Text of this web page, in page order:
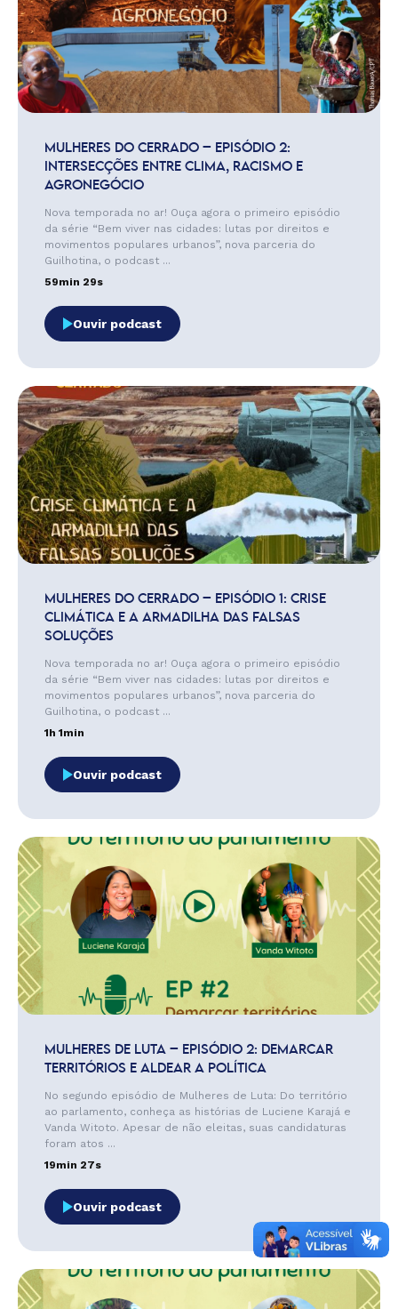
MULHERES DO CERRADO – EPISÓDIO 2:
INTERSECÇÕES ENTRE CLIMA, RACISMO E
AGRONEGÓCIO
Nova temporada no ar! Ouça agora o primeiro episódio
da série “Bem viver nas cidades: lutas por direitos e
movimentos populares urbanos”, nova parceria do
Guilhotina, o podcast ...
59min 29s
Ouvir podcast
MULHERES DO CERRADO – EPISÓDIO 1: CRISE
CLIMÁTICA E A ARMADILHA DAS FALSAS
SOLUÇÕES
Nova temporada no ar! Ouça agora o primeiro episódio
da série “Bem viver nas cidades: lutas por direitos e
movimentos populares urbanos”, nova parceria do
Guilhotina, o podcast ...
1h 1min
Ouvir podcast
MULHERES DE LUTA – EPISÓDIO 2: DEMARCAR
TERRITÓRIOS E ALDEAR A POLÍTICA
No segundo episódio de Mulheres de Luta: Do território
ao parlamento, conheça as histórias de Luciene Karajá e
Vanda Witoto. Apesar de não eleitas, suas candidaturas
foram atos ...
19min 27s
Ouvir podcast